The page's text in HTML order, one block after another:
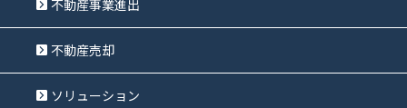
不動産事業進出
不動産売却
ソリューション